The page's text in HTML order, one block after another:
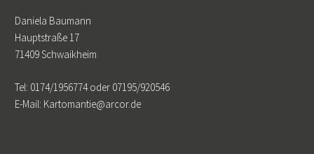
Daniela Baumann
Hauptstraße 17
71409 Schwaikheim
Tel: 0174/1956774 oder 07195/920546
E-Mail: Kartomantie@arcor.de